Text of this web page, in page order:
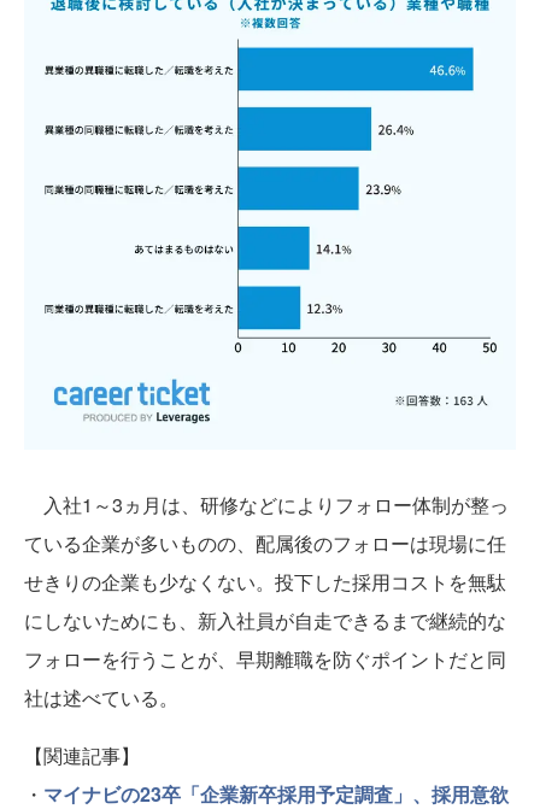
入社1～3ヵ月は、研修などによりフォロー体制が整っ
ている企業が多いものの、配属後のフォローは現場に任
せきりの企業も少なくない。投下した採用コストを無駄
にしないためにも、新入社員が自走できるまで継続的な
フォローを行うことが、早期離職を防ぐポイントだと同
社は述べている。
【関連記事】
・ マイナビの23卒「企業新卒採用予定調査」、採用意欲